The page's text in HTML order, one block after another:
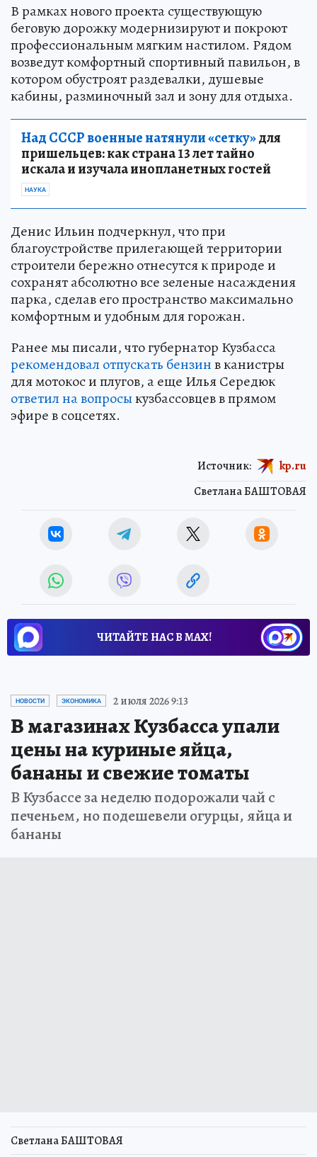
В рамках нового проекта существующую
беговую дорожку модернизируют и покроют
профессиональным мягким настилом. Рядом
возведут комфортный спортивный павильон, в
котором обустроят раздевалки, душевые
кабины, разминочный зал и зону для отдыха.
Над СССР военные натянули «сетку»для
пришельцев: как страна 13 лет тайно
искала и изучала инопланетных гостей
НАУКА
Денис Ильин подчеркнул, что при
благоустройстве прилегающей территории
строители бережно отнесутся к природе и
сохранят абсолютно все зеленые насаждения
парка, сделав его пространство максимально
комфортным и удобным для горожан.
Ранее мы писали, что губернатор Кузбасса
рекомендовал отпускать бензинв канистры
для мотокос и плугов, а еще Илья Середюк
ответил на вопросыкузбассовцев в прямом
эфире в соцсетях.
Светлана БАШТОВАЯ
Источник: kp.ru
ЧИТАЙТЕ НАС В МАХ!
НОВОСТИ ЭКОНОМИКА 2 июля 2026 9:13
В магазинах Кузбасса упали
цены на куриные яйца,
бананы и свежие томаты
В Кузбассе за неделю подорожали чай с
печеньем, но подешевели огурцы, яйца и
бананы
Светлана БАШТОВАЯ